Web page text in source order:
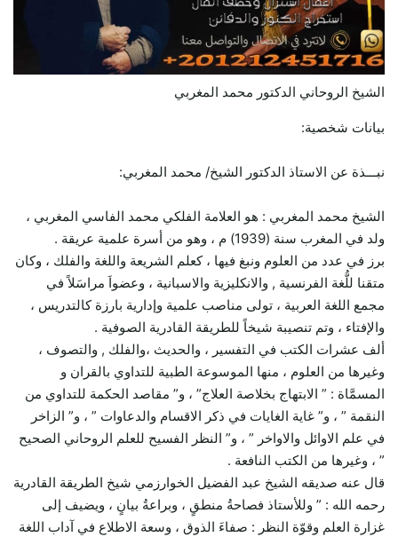
الشيخ الروحاني الدكتور محمد المغربي
بيانات شخصية:
نبـــذة عن الاستاذ الدكتور الشيخ/ محمد المغربي:
الشيخ محمد المغربي : هو العلامة الفلكي محمد الفاسي المغربي ،
ولد في المغرب سنة (1939) م ، وهو من أسرة علمية عريقة .
برز في عدد من العلوم ونبغ فيها ، كعلم الشريعة واللغة والفلك ، وكان
متقنا للُّغة الفرنسية , والانكليزية والاسبانية ، وعضواَ مراسَلاً في
مجمع اللغة العربية ، تولى مناصب علمية وإدارية بارزة كالتدريس ،
والإفتاء ، وتم تنصيبة شيخاً للطريقة القادرية الصوفية .
ألف عشرات الكتب في التفسير ، والحديث ،والفلك , والتصوف ،
وغيرها من العلوم ، منها الموسوعة الطبية للتداوي بالقران و
المسمَّاة : ” الابتهاج بخلاصة العلاج” ، و” مقاصد الحكمة للتداوي من
النقمة ” ، و” غاية الغايات في ذكر الاقسام والدعاوات ” ، و” الزاخر
في علم الاوائل والاواخر ” ، و” النظر الفسيح للعلم الروحاني الصحيح
” ، وغيرها من الكتب النافعة .
قال عنه صديقه الشيخ عبد الفضيل الخوارزمي شيخ الطريقة القادرية
رحمه الله : ” وللأستاذ فصاحةُ منطقٍ ، وبراعةُ بيانٍ ، ويضيف إلى
غزارة العلم وقوّة النظر : صفاءَ الذوق ، وسعة الاطلاع في آداب اللغة